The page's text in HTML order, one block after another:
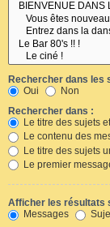
Rechercher dans les
Oui
Non
Rechercher dans :
Le titre des sujets
Le contenu des
Le titre des sujets
Le premier
Afficher les résultats
Messages